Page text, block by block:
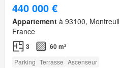
440 000 €
Appartement à 93100,
France
3 60 m²
Parking Terrasse Ascenseur